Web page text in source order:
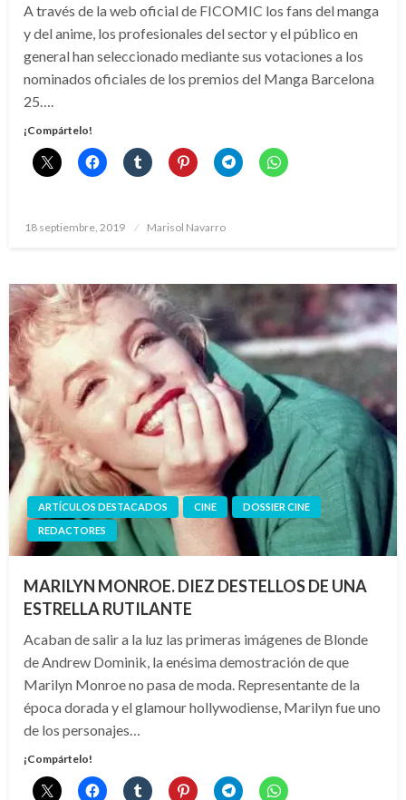
A través de la web oficial de FICOMIC los fans del manga
y del anime, los profesionales del sector y el público en
general han seleccionado mediante sus votaciones a los
nominados oficiales de los premios del Manga Barcelona
25….
¡Compártelo!
Publicado
18 septiembre, 2019 Marisol Navarro
ARTÍCULOS DESTACADOS CINE
DOSSIER CINE
REDACTORES
MARILYN MONROE. DIEZ DESTELLOS DE UNA
ESTRELLA RUTILANTE
Acaban de salir a la luz las primeras imágenes de Blonde
de Andrew Dominik, la enésima demostración de que
Marilyn Monroe no pasa de moda. Representante de la
época dorada y el glamour hollywodiense, Marilyn fue uno
de los personajes…
¡Compártelo!